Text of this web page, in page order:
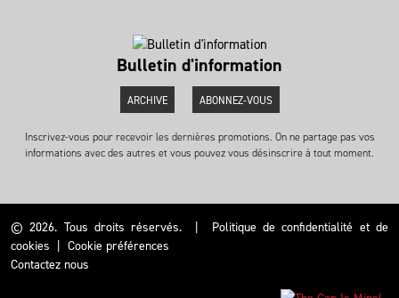
Bulletin d'information
ARCHIVE ABONNEZ-VOUS
Inscrivez-vous pour recevoir les dernières promotions. On ne partage pas vos
informations avec des autres et vous pouvez vous désinscrire à tout moment.
© 2026. Tous droits réservés. | Politique de confidentialité et de
cookies | Cookie préférences
Contactez nous